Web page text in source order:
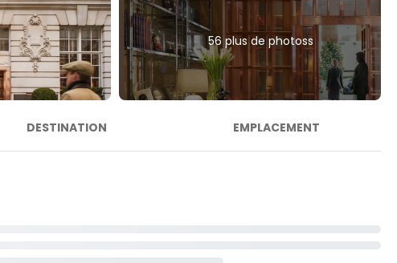
56 plus de photoss
DESTINATION EMPLACEMENT